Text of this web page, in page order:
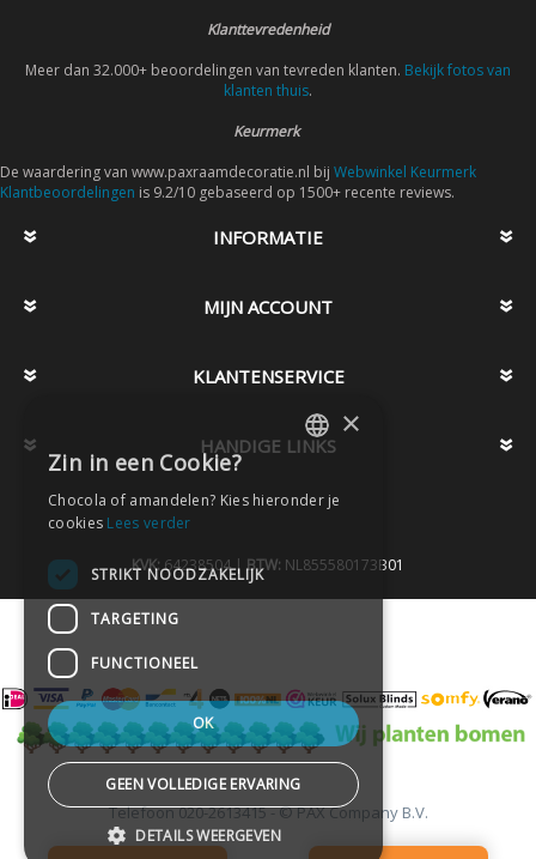
Klanttevredenheid
Meer dan 32.000+ beoordelingen van tevreden klanten. Bekijk fotos van
klanten thuis.
Keurmerk
De waardering van www.paxraamdecoratie.nl bij Webwinkel Keurmerk
Klantbeoordelingen is 9.2/10 gebaseerd op 1500+ recente reviews.
INFORMATIE
MIJN ACCOUNT
KLANTENSERVICE
HANDIGE LINKS
KVK:64238504 | BTW: NL855580173B01
Telefoon020-2613415 -© PAX Company B.V.
-
DUTCH
×
Zin in een Cookie?
Chocola of amandelen? Kies hieronder je
cookies Lees verder
STRIKT NOODZAKELIJK
TARGETING
FUNCTIONEEL
OK
GEEN VOLLEDIGE ERVARING
DETAILS WEERGEVEN